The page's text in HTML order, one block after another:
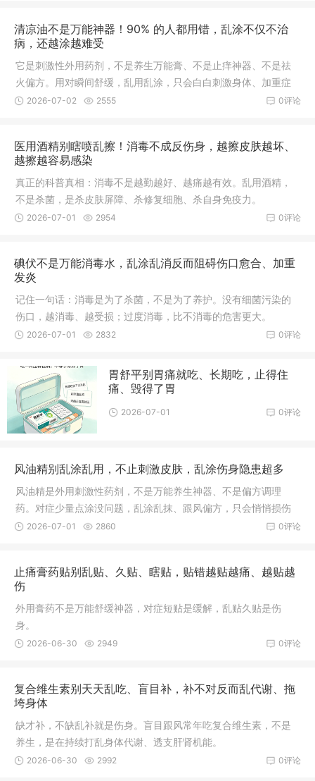
清凉油不是万能神器！90% 的人都用错，乱涂不仅不治
病，还越涂越难受
它是刺激性外用药剂，不是养生万能膏、不是止痒神器、不是祛
火偏方。用对瞬间舒缓，乱用乱涂，只会白白刺激身体、加重症
状。
0评论
2026-07-02 2555
医用酒精别瞎喷乱擦！消毒不成反伤身，越擦皮肤越坏、
越擦越容易感染
真正的科普真相：消毒不是越勤越好、越痛越有效。乱用酒精，
不是杀菌，是杀皮肤屏障、杀修复细胞、杀自身免疫力。
0评论
2026-07-01 2954
碘伏不是万能消毒水，乱涂乱消反而阻碍伤口愈合、加重
发炎
记住一句话：消毒是为了杀菌，不是为了养护。没有细菌污染的
伤口，越消毒、越受损；过度消毒，比不消毒的危害更大。
0评论
2026-07-01 2832
胃舒平别胃痛就吃、长期吃，止得住
痛、毁得了胃
0评论
2026-07-01
风油精别乱涂乱用，不止刺激皮肤，乱涂伤身隐患超多
风油精是外用刺激性药剂，不是万能养生神器、不是偏方调理
药。对症少量点涂没问题，乱涂乱抹、跟风偏方，只会悄悄损伤
皮肤、黏膜和神经。
0评论
2026-07-01 2860
止痛膏药贴别乱贴、久贴、瞎贴，贴错越贴越痛、越贴越
伤
外用膏药不是万能舒缓神器，对症短贴是缓解，乱贴久贴是伤
身。
0评论
2026-06-30 2949
复合维生素别天天乱吃、盲目补，补不对反而乱代谢、拖
垮身体
缺才补，不缺乱补就是伤身。盲目跟风常年吃复合维生素，不是
养生，是在持续打乱身体代谢、透支肝肾机能。
0评论
2026-06-30 2992